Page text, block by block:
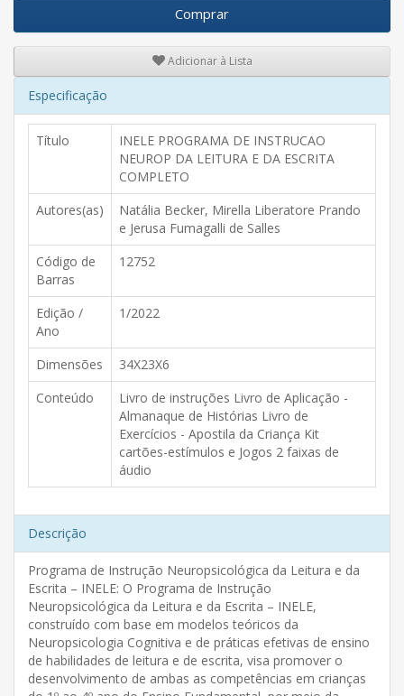
Comprar
Adicionar à Lista
Especificação
Título
INELE PROGRAMA DE INSTRUCAO
NEUROP DA LEITURA E DA ESCRITA
COMPLETO
Autores(as)
Natália Becker, Mirella Liberatore Prando
e Jerusa Fumagalli de Salles
Código de
Barras
12752
Edição /
Ano
1/2022
Dimensões
34X23X6
Conteúdo
Livro de instruções Livro de Aplicação -
Almanaque de Histórias Livro de
Exercícios - Apostila da Criança Kit
cartões-estímulos e Jogos 2 faixas de
áudio
Descrição
Programa de Instrução Neuropsicológica da Leitura e da
Escrita – INELE: O Programa de Instrução
Neuropsicológica da Leitura e da Escrita – INELE,
construído com base em modelos teóricos da
Neuropsicologia Cognitiva e de práticas efetivas de ensino
de habilidades de leitura e de escrita, visa promover o
desenvolvimento de ambas as competências em crianças